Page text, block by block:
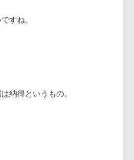
すね。
納得というもの。